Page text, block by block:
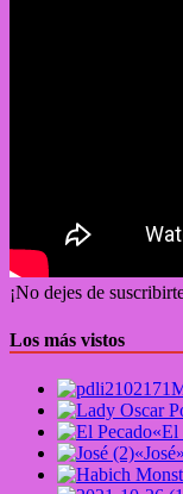
¡No dejes de
Los más vistos
«El